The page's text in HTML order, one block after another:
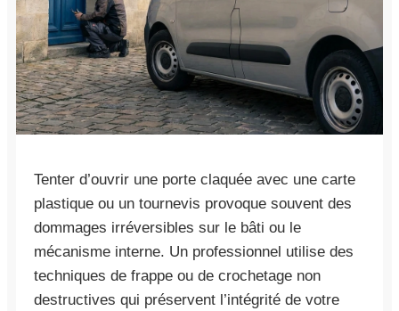
Tenter d’ouvrir une porte claquée avec une carte
plastique ou un tournevis provoque souvent des
dommages irréversibles sur le bâti ou le
mécanisme interne. Un professionnel utilise des
techniques de frappe ou de crochetage non
destructives qui préservent l’intégrité de votre